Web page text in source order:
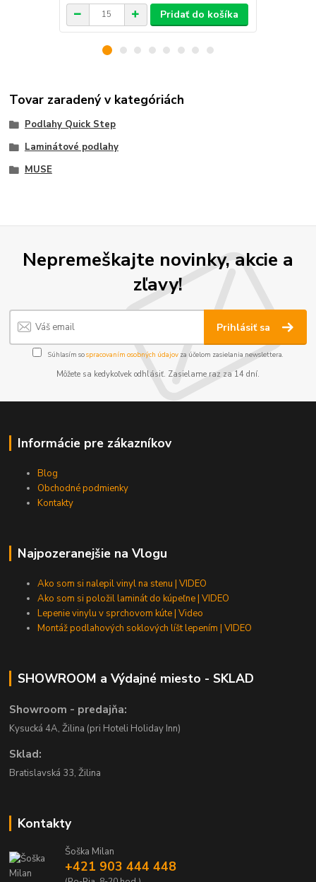
Pridať do košíka
Tovar zaradený v kategóriách
Podlahy Quick Step
Laminátové podlahy
MUSE
Nepremeškajte novinky, akcie a
zľavy!
Prihlásiť sa
Súhlasím sospracovaním osobných údajov za účelom zasielania newslettera.
Môžete sa kedykoľvek odhlásiť. Zasielame raz za 14 dní.
Informácie pre zákazníkov
Blog
Obchodné podmienky
Kontakty
Najpozeranejšie na Vlogu
Ako som si nalepil vinyl na stenu | VIDEO
Ako som si položil laminát do kúpeľne | VIDEO
Lepenie vinylu v sprchovom kúte | Video
Montáž podlahových soklových líšt lepením | VIDEO
SHOWROOM a Výdajné miesto - SKLAD
Showroom - predajňa:
Kysucká 4A, Žilina (pri Hoteli Holiday Inn)
Sklad:
Bratislavská 33, Žilina
Kontakty
Šoška Milan
+421 903 444 448